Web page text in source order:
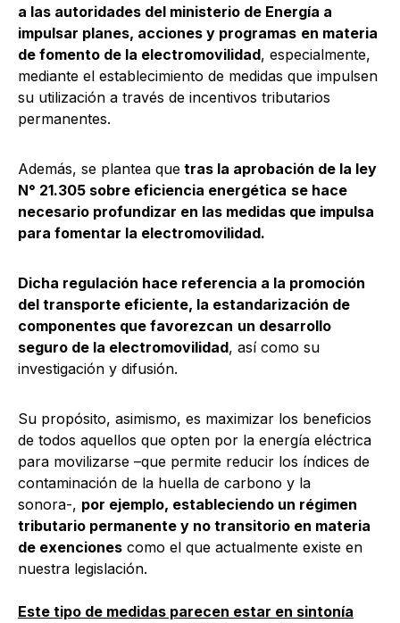
a las autoridades del ministerio de Energía a
impulsar planes, acciones y programas en materia
de fomento de la electromovilidad, especialmente,
mediante el establecimiento de medidas que impulsen
su utilización a través de incentivos tributarios
permanentes.
Además, se plantea que tras la aprobación de la ley
N° 21.305 sobre eficiencia energética se hace
necesario profundizar en las medidas que impulsa
para fomentar la electromovilidad.
Dicha regulación hace referencia a la promoción
del transporte eficiente, la estandarización de
componentes que favorezcan un desarrollo
seguro de la electromovilidad, así como su
investigación y difusión.
Su propósito, asimismo, es maximizar los beneficios
de todos aquellos que opten por la energía eléctrica
para movilizarse –que permite reducir los índices de
contaminación de la huella de carbono y la
sonora-, por ejemplo, estableciendo un régimen
tributario permanente y no transitorio en materia
de exenciones como el que actualmente existe en
nuestra legislación.
Este tipo de medidas parecen estar en sintonía